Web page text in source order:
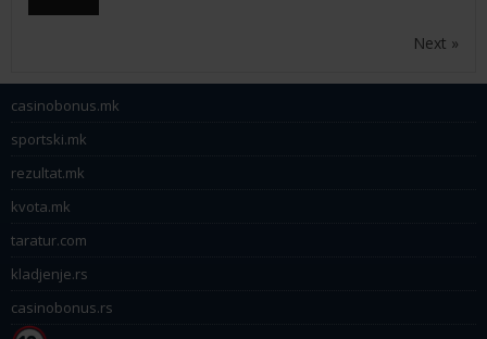
Next »
casinobonus.mk
sportski.mk
rezultat.mk
kvota.mk
taratur.com
kladjenje.rs
casinobonus.rs